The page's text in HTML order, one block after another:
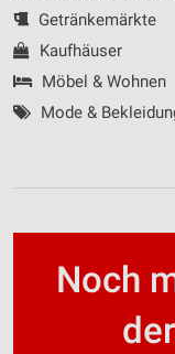
Getränkemärkte
Kaufhäuser
Möbel & Wohnen
Mode &
Noch